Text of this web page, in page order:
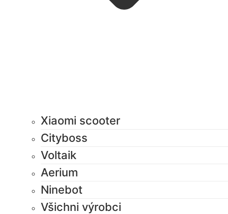
Xiaomi scooter
Cityboss
Voltaik
Aerium
Ninebot
Všichni výrobci